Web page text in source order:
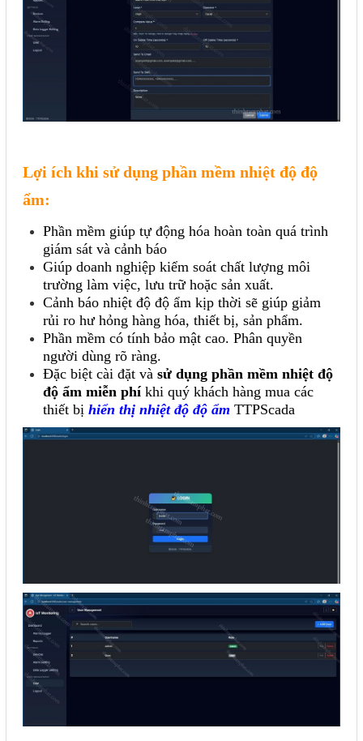
Lợi ích khi sử dụng phần mềm nhiệt độ độ
ẩm:
Phần mềm giúp tự động hóa hoàn toàn quá trình
giám sát và cảnh báo
Giúp doanh nghiệp kiểm soát chất lượng môi
trường làm việc, lưu trữ hoặc sản xuất.
Cảnh báo nhiệt độ độ ẩm kịp thời sẽ giúp giảm
rủi ro hư hỏng hàng hóa, thiết bị, sản phẩm.
Phần mềm có tính bảo mật cao. Phân quyền
người dùng rõ ràng.
Đặc biệt cài đặt và sử dụng phần mềm nhiệt độ
độ ẩm miễn phí khi quý khách hàng mua các
thiết bị hiển thị nhiệt độ độ ẩm TTPScada